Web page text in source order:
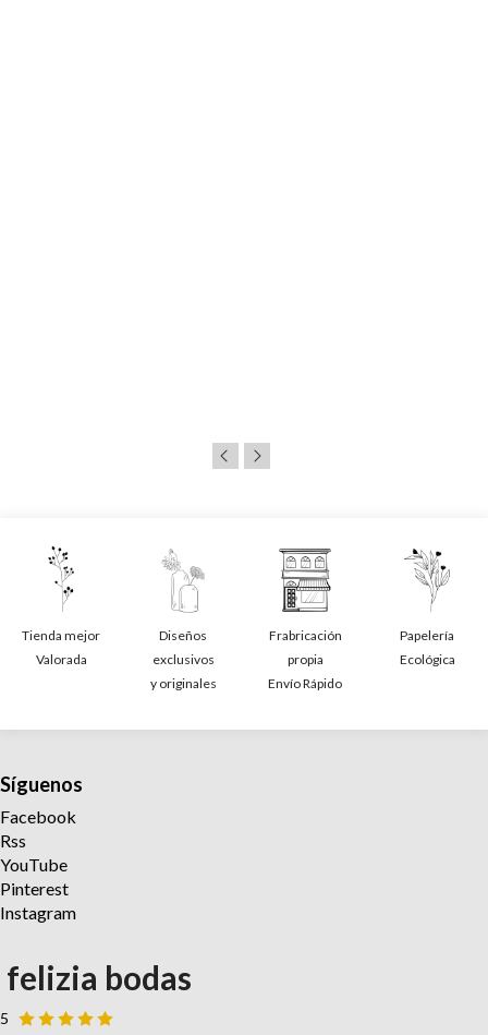
Tienda mejor
Valorada
Diseños
exclusivos
y originales
Frabricación
propia
Envío Rápido
Papelería
Ecológica
Síguenos
Facebook
Rss
YouTube
Pinterest
Instagram
felizia bodas
5